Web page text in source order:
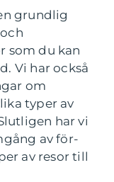
grundlig
som du kan
Vi har också
om
typer av
har vi
av för-
av resor till